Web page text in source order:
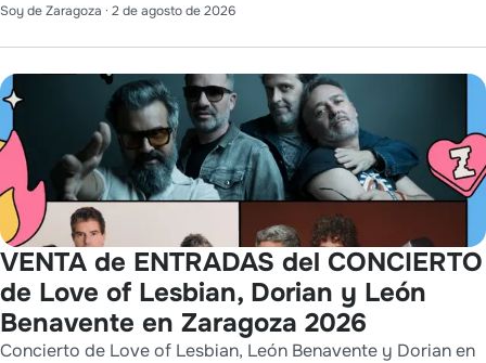
Soy de Zaragoza · 2 de agosto de 2026
VENTA de ENTRADAS del CONCIERTO
de Love of Lesbian, Dorian y León
Benavente en Zaragoza 2026
Concierto de Love of Lesbian, León Benavente y Dorian en